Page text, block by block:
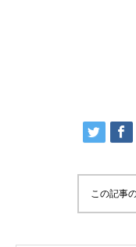
この記事